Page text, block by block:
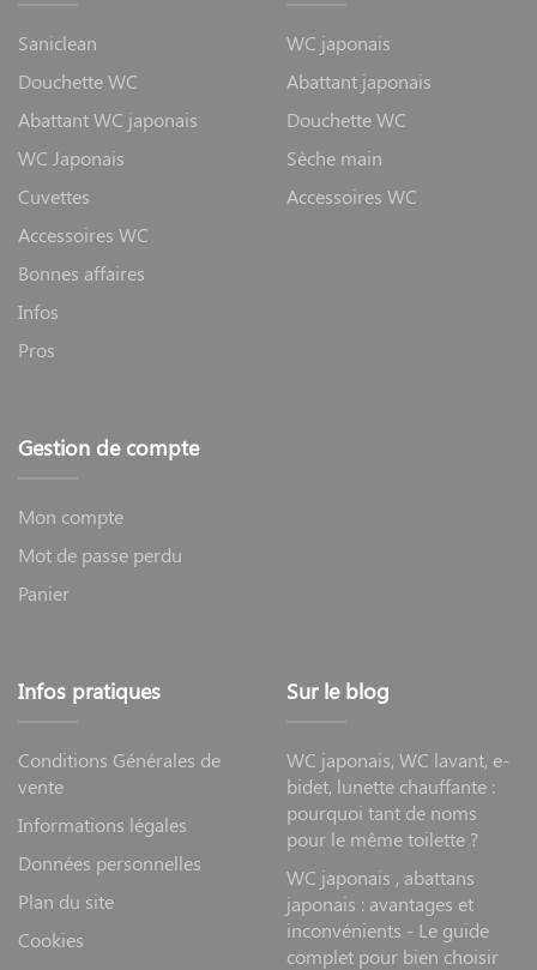
Saniclean
Douchette WC
Abattant WC japonais
WC Japonais
Cuvettes
Accessoires WC
Bonnes affaires
Infos
Pros
WC japonais
Abattant japonais
Douchette WC
Sèche main
Accessoires WC
Gestion de compte
Mon compte
Mot de passe perdu
Panier
Infos pratiques
Conditions Générales de
vente
Informations légales
Données personnelles
Plan du site
Cookies
Sur le blog
WC japonais, WC lavant, e-
bidet, lunette chauffante :
pourquoi tant de noms
pour le même toilette ?
WC japonais , abattans
japonais : avantages et
inconvénients - Le guide
complet pour bien choisir